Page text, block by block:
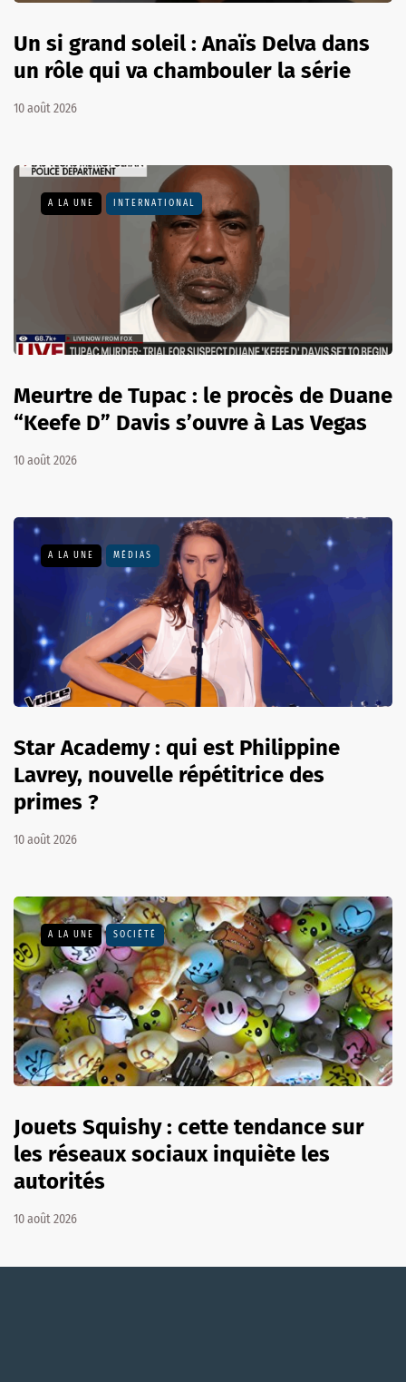
Un si grand soleil : Anaïs Delva dans
un rôle qui va chambouler la série
10 août 2026
A LA UNE INTERNATIONAL
Meurtre de Tupac : le procès de Duane
“Keefe D” Davis s’ouvre à Las Vegas
10 août 2026
A LA UNE MÉDIAS
Star Academy : qui est Philippine
Lavrey, nouvelle répétitrice des
primes ?
10 août 2026
A LA UNE SOCIÉTÉ
Jouets Squishy : cette tendance sur
les réseaux sociaux inquiète les
autorités
10 août 2026